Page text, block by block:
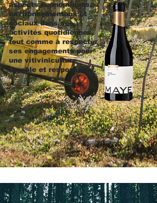
aspects économiques,
environnementaux et
sociaux dans ses
activités quotidiennes,
tout comme à respecter
ses engagements pour
une vitiviniculture
durable et responsable.